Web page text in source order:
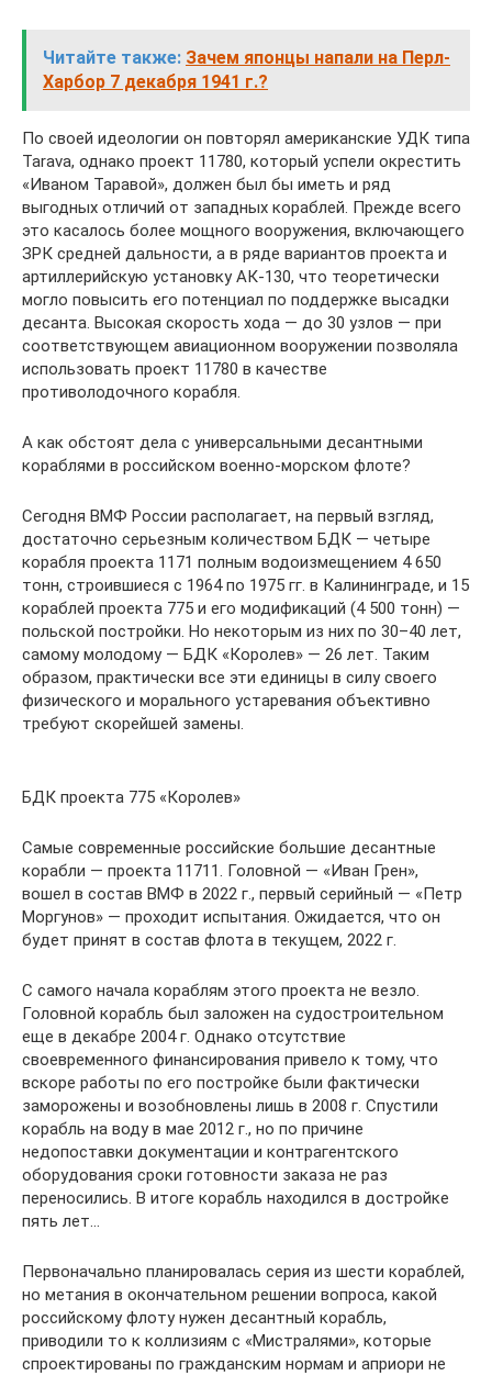
Читайте также: Зачем японцы напали на Перл-
Харбор 7 декабря 1941 г.?
По своей идеологии он повторял американские УДК типа
Tarava, однако проект 11780, который успели окрестить
«Иваном Таравой», должен был бы иметь и ряд
выгодных отличий от западных кораблей. Прежде всего
это касалось более мощного вооружения, включающего
ЗРК средней дальности, а в ряде вариантов проекта и
артиллерийскую установку АК-130, что теоретически
могло повысить его потенциал по поддержке высадки
десанта. Высокая скорость хода — до 30 узлов — при
соответствующем авиационном вооружении позволяла
использовать проект 11780 в качестве
противолодочного корабля.
А как обстоят дела с универсальными десантными
кораблями в российском военно-морском флоте?
Сегодня ВМФ России располагает, на первый взгляд,
достаточно серьезным количеством БДК — четыре
корабля проекта 1171 полным водоизмещением 4 650
тонн, строившиеся с 1964 по 1975 гг. в Калининграде, и 15
кораблей проекта 775 и его модификаций (4 500 тонн) —
польской постройки. Но некоторым из них по 30–40 лет,
самому молодому — БДК «Королев» — 26 лет. Таким
образом, практически все эти единицы в силу своего
физического и морального устаревания объективно
требуют скорейшей замены.
БДК проекта 775 «Королев»
Самые современные российские большие десантные
корабли — проекта 11711. Головной — «Иван Грен»,
вошел в состав ВМФ в 2022 г., первый серийный — «Петр
Моргунов» — проходит испытания. Ожидается, что он
будет принят в состав флота в текущем, 2022 г.
С самого начала кораблям этого проекта не везло.
Головной корабль был заложен на судостроительном
еще в декабре 2004 г. Однако отсутствие
своевременного финансирования привело к тому, что
вскоре работы по его постройке были фактически
заморожены и возобновлены лишь в 2008 г. Спустили
корабль на воду в мае 2012 г., но по причине
недопоставки документации и контрагентского
оборудования сроки готовности заказа не раз
переносились. В итоге корабль находился в достройке
пять лет…
Первоначально планировалась серия из шести кораблей,
но метания в окончательном решении вопроса, какой
российскому флоту нужен десантный корабль,
приводили то к коллизиям с «Мистралями», которые
спроектированы по гражданским нормам и априори не